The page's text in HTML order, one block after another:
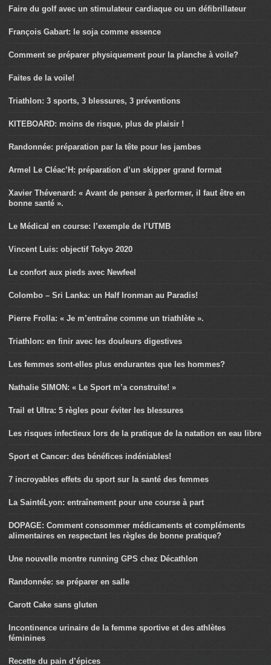
Faire du golf avec un stimulateur cardiaque ou un défibrillateur
François Gabart: le soja comme essence
Comment se préparer physiquement pour la planche à voile?
Faites de la voile!
Triathlon: 3 sports, 3 blessures, 3 préventions
KITEBOARD: moins de risque, plus de plaisir !
Randonnée: préparation par la tête pour les jambes
Armel Le Cléac’H: préparation d’un skipper grand format
Xavier Thévenard: « Avant de penser à performer, il faut être en
bonne santé ».
Le Médical en course: l’exemple de l’UTMB
Vincent Luis: objectif Tokyo 2020
Le confort aux pieds avec Newfeel
Colombo – Sri Lanka: un Half Ironman au Paradis!
Pierre Frolla: « Je m’entraîne comme un triathlète ».
Triathlon: en finir avec les douleurs digestives
Les femmes sont-elles plus endurantes que les hommes?
Nathalie SIMON: « Le Sport m’a construite! »
Trail et Ultra: 5 règles pour éviter les blessures
Les risques infectieux lors de la pratique de la natation en eau libre
Sport et Cancer: des bénéfices indéniables!
7 incroyables effets du sport sur la santé des femmes
La SaintéLyon: entraînement pour une course à part
DOPAGE: Comment consommer médicaments et compléments
alimentaires en respectant les règles de bonne pratique?
Une nouvelle montre running GPS chez Décathlon
Randonnée: se préparer en salle
Carott Cake sans gluten
Incontinence urinaire de la femme sportive et des athlètes
féminines
Recette du pain d’épices